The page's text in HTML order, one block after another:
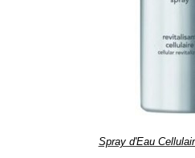
Spray d'Eau